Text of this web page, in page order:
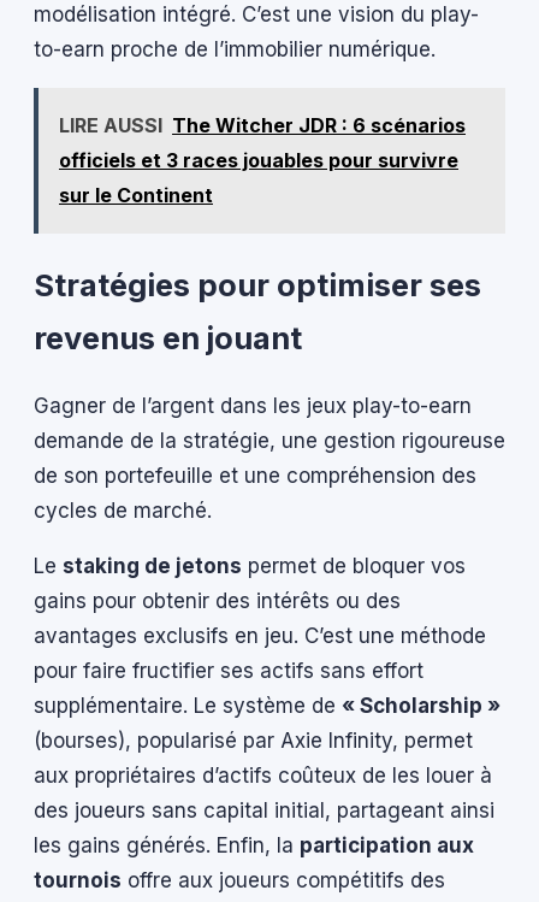
modélisation intégré. C’est une vision du play-
to-earn proche de l’immobilier numérique.
LIRE AUSSI The Witcher JDR : 6 scénarios
officiels et 3 races jouables pour survivre
sur le Continent
Stratégies pour optimiser ses
revenus en jouant
Gagner de l’argent dans les jeux play-to-earn
demande de la stratégie, une gestion rigoureuse
de son portefeuille et une compréhension des
cycles de marché.
Le staking de jetons permet de bloquer vos
gains pour obtenir des intérêts ou des
avantages exclusifs en jeu. C’est une méthode
pour faire fructifier ses actifs sans effort
supplémentaire. Le système de « Scholarship »
(bourses), popularisé par Axie Infinity, permet
aux propriétaires d’actifs coûteux de les louer à
des joueurs sans capital initial, partageant ainsi
les gains générés. Enfin, la participation aux
tournois offre aux joueurs compétitifs des